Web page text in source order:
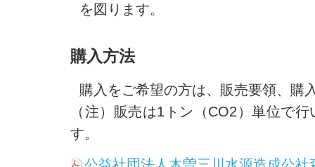
を図ります。
購入方法
購入をご希望の方は、販売要領、購
（注）販売は1トン（CO2）単位で
す。